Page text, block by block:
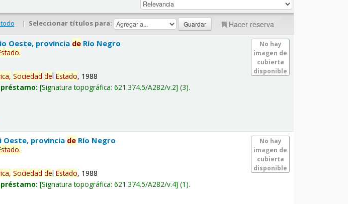
| Seleccionar títulos para: Hacer reserva
No hay
imagen de
cubierta
disponible
Oeste, provincia de Río Negro
.
Sociedad delEstado, 1988
préstamo: Signatura topográfica:621.374.5/A282/v.2 (3).
No hay
imagen de
cubierta
disponible
provincia de Río Negro
.
Sociedad delEstado, 1988
préstamo: Signatura topográfica:621.374.5/A282/v.4 (1).